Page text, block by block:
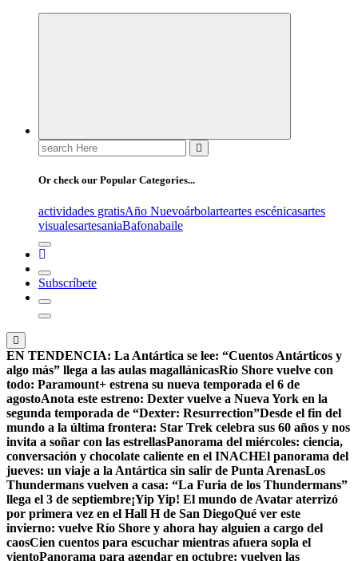
Search
for:
Or check our Popular Categories...
actividades gratisAño Nuevoárbolarteartes escénicasartes
visualesartesaniaBafonabaile
Subscríbete
EN TENDENCIA: La Antártica se lee: “Cuentos Antárticos y
algo más” llega a las aulas magallánicasRío Shore vuelve con
todo: Paramount+ estrena su nueva temporada el 6 de
agostoAnota este estreno: Dexter vuelve a Nueva York en la
segunda temporada de “Dexter: Resurrection”Desde el fin del
mundo a la última frontera: Star Trek celebra sus 60 años y nos
invita a soñar con las estrellasPanorama del miércoles: ciencia,
conversación y chocolate caliente en el INACHEl panorama del
jueves: un viaje a la Antártica sin salir de Punta ArenasLos
Thundermans vuelven a casa: “La Furia de los Thundermans”
llega el 3 de septiembre¡Yip Yip! El mundo de Avatar aterrizó
por primera vez en el Hall H de San DiegoQué ver este
invierno: vuelve Río Shore y ahora hay alguien a cargo del
caosCien cuentos para escuchar mientras afuera sopla el
vientoPanorama para agendar en octubre: vuelven las